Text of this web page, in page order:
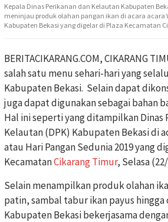
Kepala Dinas Perikanan dan Kelautan Kabupaten
meninjau produk olahan pangan ikan di acara acara
Kabupaten Bekasi yang digelar di Plaza Kecamatan
BERITACIKARANG.COM, CIKARANG
salah satu menu sehari-hari yang
Kabupaten Bekasi. Selain dapat
juga dapat digunakan sebagai bahan
Hal ini seperti yang ditampilkan Dinas
Kelautan (DPK) Kabupaten Bekasi di
atau Hari Pangan Sedunia 2019 yang
KecamatanCikarang Timur, Selasa
Selain menampilkan produk olahan
patin, sambal tabur ikan payus
Kabupaten Bekasi bekerjasama